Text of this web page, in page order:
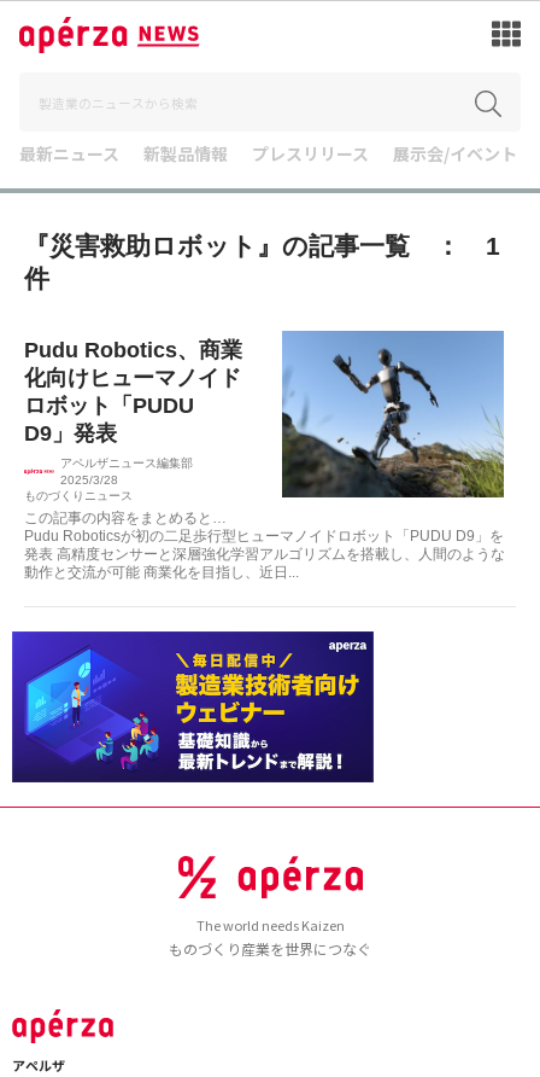
最新ニュース 新製品情報 プレスリリース 展示会/イベント
『災害救助ロボット』の記事一覧 ： 1
件
Pudu Robotics、商業
化向けヒューマノイド
ロボット「PUDU
D9」発表
アペルザニュース編集部
2025/3/28
ものづくりニュース
この記事の内容をまとめると…
Pudu Roboticsが初の二足歩行型ヒューマノイドロボット「PUDU D9」を
発表 高精度センサーと深層強化学習アルゴリズムを搭載し、人間のような
動作と交流が可能 商業化を目指し、近日...
The world needs Kaizen
ものづくり産業を世界につなぐ
アペルザ